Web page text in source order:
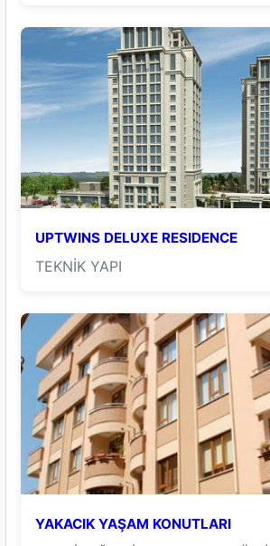
UPTWINS DELUXE RESIDENCE
TEKNİK YAPI
YAKACIK YAŞAM KONUTLARI